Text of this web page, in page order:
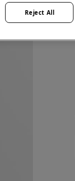
Reject All